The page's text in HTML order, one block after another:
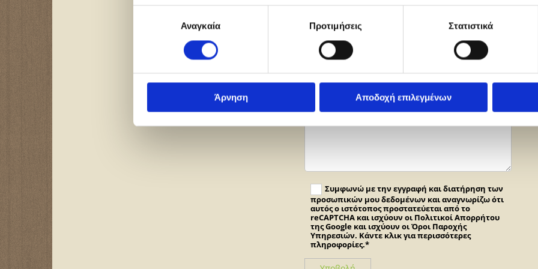
συγκατάθεσηςΑναγκαία Προτιμήσεις Στατιστικά
Άρνηση Αποδοχή επιλεγμένων
Email:*
Συμφωνώ με την εγγραφή και διατήρηση των
προσωπικών μου δεδομένων και αναγνωρίζω ότι
αυτός ο ιστότοπος προστατεύεται από το
reCAPTCHA και ισχύουν οι Πολιτικοί Απορρήτου
της Google και ισχύουν οι Όροι Παροχής
Υπηρεσιών. Κάντε κλικ για περισσότερες
πληροφορίες.*